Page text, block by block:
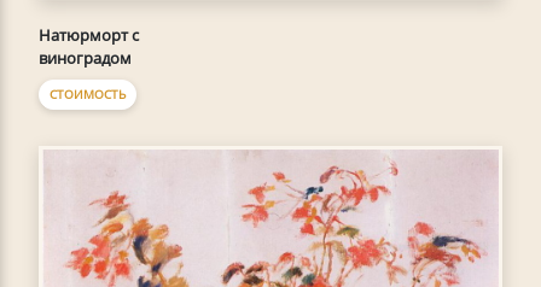
Натюрморт с
виноградом
СТОИМОСТЬ